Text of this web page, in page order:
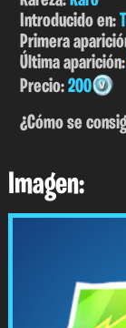
Introducido en:
Primera
Última
Precio:200
¿Cómo se
Imagen: